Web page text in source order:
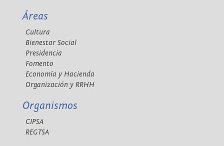
Áreas
Cultura
Bienestar Social
Presidencia
Fomento
Economía y Hacienda
Organización y RRHH
Organismos
CIPSA
REGTSA